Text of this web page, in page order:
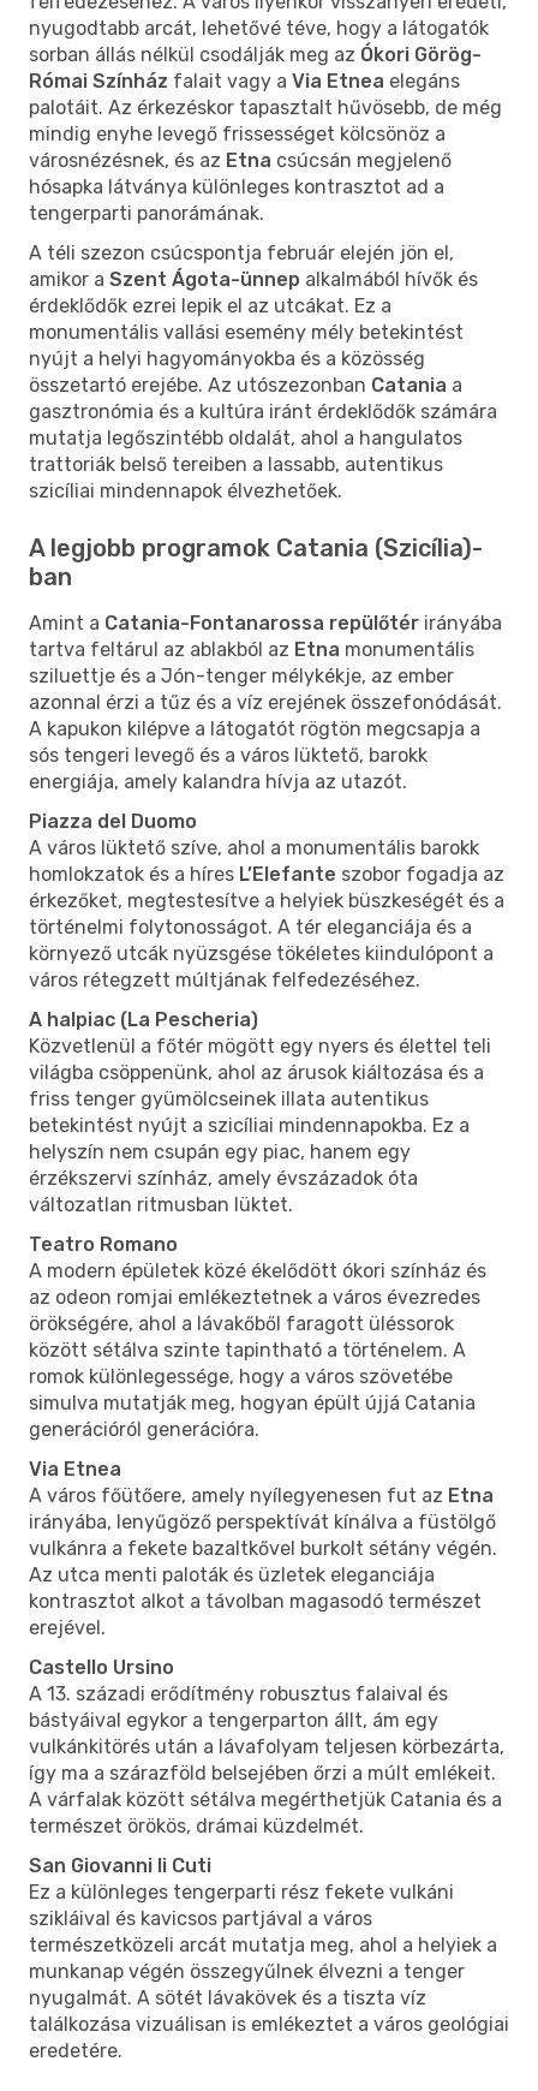
nyugodtabb arcát, lehetővé téve, hogy a látogatók
sorban állás nélkül csodálják meg az Ókori Görög-
Római Színház falait vagy a Via Etnea elegáns
palotáit. Az érkezéskor tapasztalt hűvösebb, de még
mindig enyhe levegő frissességet kölcsönöz a
városnézésnek, és az Etna csúcsán megjelenő
hósapka látványa különleges kontrasztot ad a
tengerparti panorámának.
A téli szezon csúcspontja február elején jön el,
amikor a Szent Ágota-ünnep alkalmából hívők és
érdeklődők ezrei lepik el az utcákat. Ez a
monumentális vallási esemény mély betekintést
nyújt a helyi hagyományokba és a közösség
összetartó erejébe. Az utószezonban Catania a
gasztronómia és a kultúra iránt érdeklődők számára
mutatja legőszintébb oldalát, ahol a hangulatos
trattoriák belső tereiben a lassabb, autentikus
szicíliai mindennapok élvezhetőek.
A legjobb programok Catania (Szicília)-
ban
Amint a Catania-Fontanarossa repülőtér irányába
tartva feltárul az ablakból az Etna monumentális
sziluettje és a Jón-tenger mélykékje, az ember
azonnal érzi a tűz és a víz erejének összefonódását.
A kapukon kilépve a látogatót rögtön megcsapja a
sós tengeri levegő és a város lüktető, barokk
energiája, amely kalandra hívja az utazót.
Piazza del Duomo
A város lüktető szíve, ahol a monumentális barokk
homlokzatok és a híres L’Elefante szobor fogadja az
érkezőket, megtestesítve a helyiek büszkeségét és a
történelmi folytonosságot. A tér eleganciája és a
környező utcák nyüzsgése tökéletes kiindulópont a
város rétegzett múltjának felfedezéséhez.
A halpiac (La Pescheria)
Közvetlenül a főtér mögött egy nyers és élettel teli
világba csöppenünk, ahol az árusok kiáltozása és a
friss tenger gyümölcseinek illata autentikus
betekintést nyújt a szicíliai mindennapokba. Ez a
helyszín nem csupán egy piac, hanem egy
érzékszervi színház, amely évszázadok óta
változatlan ritmusban lüktet.
Teatro Romano
A modern épületek közé ékelődött ókori színház és
az odeon romjai emlékeztetnek a város évezredes
örökségére, ahol a lávakőből faragott üléssorok
között sétálva szinte tapintható a történelem. A
romok különlegessége, hogy a város szövetébe
simulva mutatják meg, hogyan épült újjá Catania
generációról generációra.
Via Etnea
A város főütőere, amely nyílegyenesen fut az Etna
irányába, lenyűgöző perspektívát kínálva a füstölgő
vulkánra a fekete bazaltkővel burkolt sétány végén.
Az utca menti paloták és üzletek eleganciája
kontrasztot alkot a távolban magasodó természet
erejével.
Castello Ursino
A 13. századi erődítmény robusztus falaival és
bástyáival egykor a tengerparton állt, ám egy
vulkánkitörés után a lávafolyam teljesen körbezárta,
így ma a szárazföld belsejében őrzi a múlt emlékeit.
A várfalak között sétálva megérthetjük Catania és a
természet örökös, drámai küzdelmét.
San Giovanni li Cuti
Ez a különleges tengerparti rész fekete vulkáni
szikláival és kavicsos partjával a város
természetközeli arcát mutatja meg, ahol a helyiek a
munkanap végén összegyűlnek élvezni a tenger
nyugalmát. A sötét lávakövek és a tiszta víz
találkozása vizuálisan is emlékeztet a város geológiai
eredetére.